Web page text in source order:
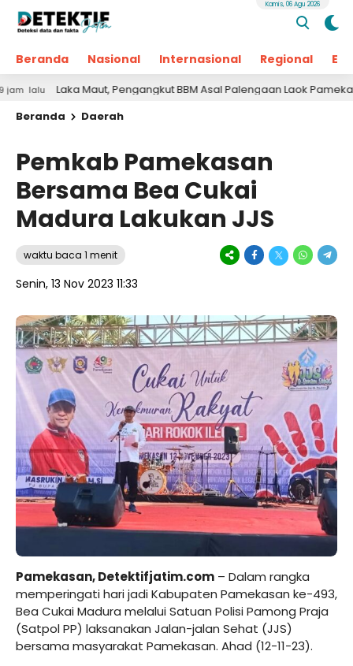
Beranda Nasional Internasional Regional
Kamis, 06 Agu 2026
Laka Maut, Pengangkut BBM Asal Palengaan Laok Pamekasan
Beranda
Daerah
Pemkab Pamekasan
Bersama Bea Cukai
Madura Lakukan JJS
waktu baca 1 menit
Senin, 13 Nov 2023 11:33
Pamekasan, Detektifjatim.com – Dalam rangka
memperingati hari jadi Kabupaten Pamekasan ke-493,
Bea Cukai Madura melalui Satuan Polisi Pamong Praja
(Satpol PP) laksanakan Jalan-jalan Sehat (JJS)
bersama masyarakat Pamekasan. Ahad (12-11-23).